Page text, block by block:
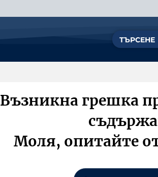
Възникна грешка
Моля, опитайте